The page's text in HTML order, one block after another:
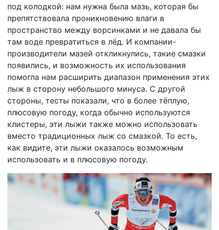
под колодкой: нам нужна была мазь, которая бы
препятствовала проникновению влаги в
пространство между ворсинками и не давала бы
там воде превратиться в лёд. И компании-
производители мазей откликнулись, такие смазки
появились, и возможность их использования
помогла нам расширить диапазон применения этих
лыж в сторону небольшого минуса. С другой
стороны, тесты показали, что в более тёплую,
плюсовую погоду, когда обычно используются
клистеры, эти лыжи также можно использовать
вместо традиционных лыж со смазкой. То есть,
как видите, эти лыжи оказалось возможным
использовать и в плюсовую погоду.